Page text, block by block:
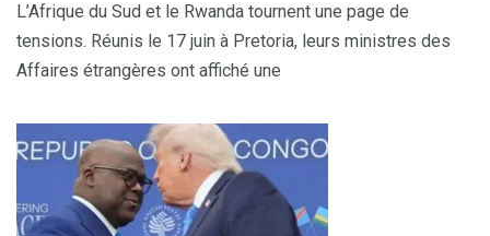
L’Afrique du Sud et le Rwanda tournent une page de
tensions. Réunis le 17 juin à Pretoria, leurs ministres des
Affaires étrangères ont affiché une